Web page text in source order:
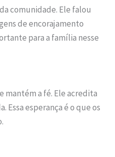
comunidade. Ele falou
de encorajamento
para a família nesse
mantém a fé. Ele acredita
Essa esperança é o que os